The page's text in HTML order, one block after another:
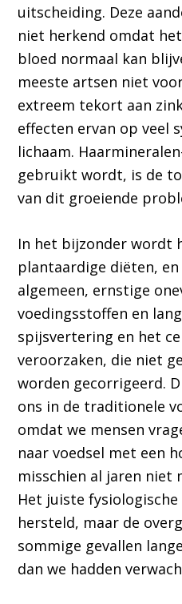
uitscheiding. Deze
niet herkend omdat
bloed normaal kan
meeste artsen niet
extreem tekort aan
effecten ervan op veel
lichaam.
gebruikt wordt, is de
van dit groeiende
In het bijzonder wordt
plantaardige diëten,
algemeen, ernstige
voedingsstoffen en
spijsvertering en het
veroorzaken, die niet
worden gecorrigeerd.
ons in de traditionele
omdat we mensen
naar voedsel met een
misschien al jaren niet
Het juiste
hersteld, maar de
sommige gevallen
dan we hadden